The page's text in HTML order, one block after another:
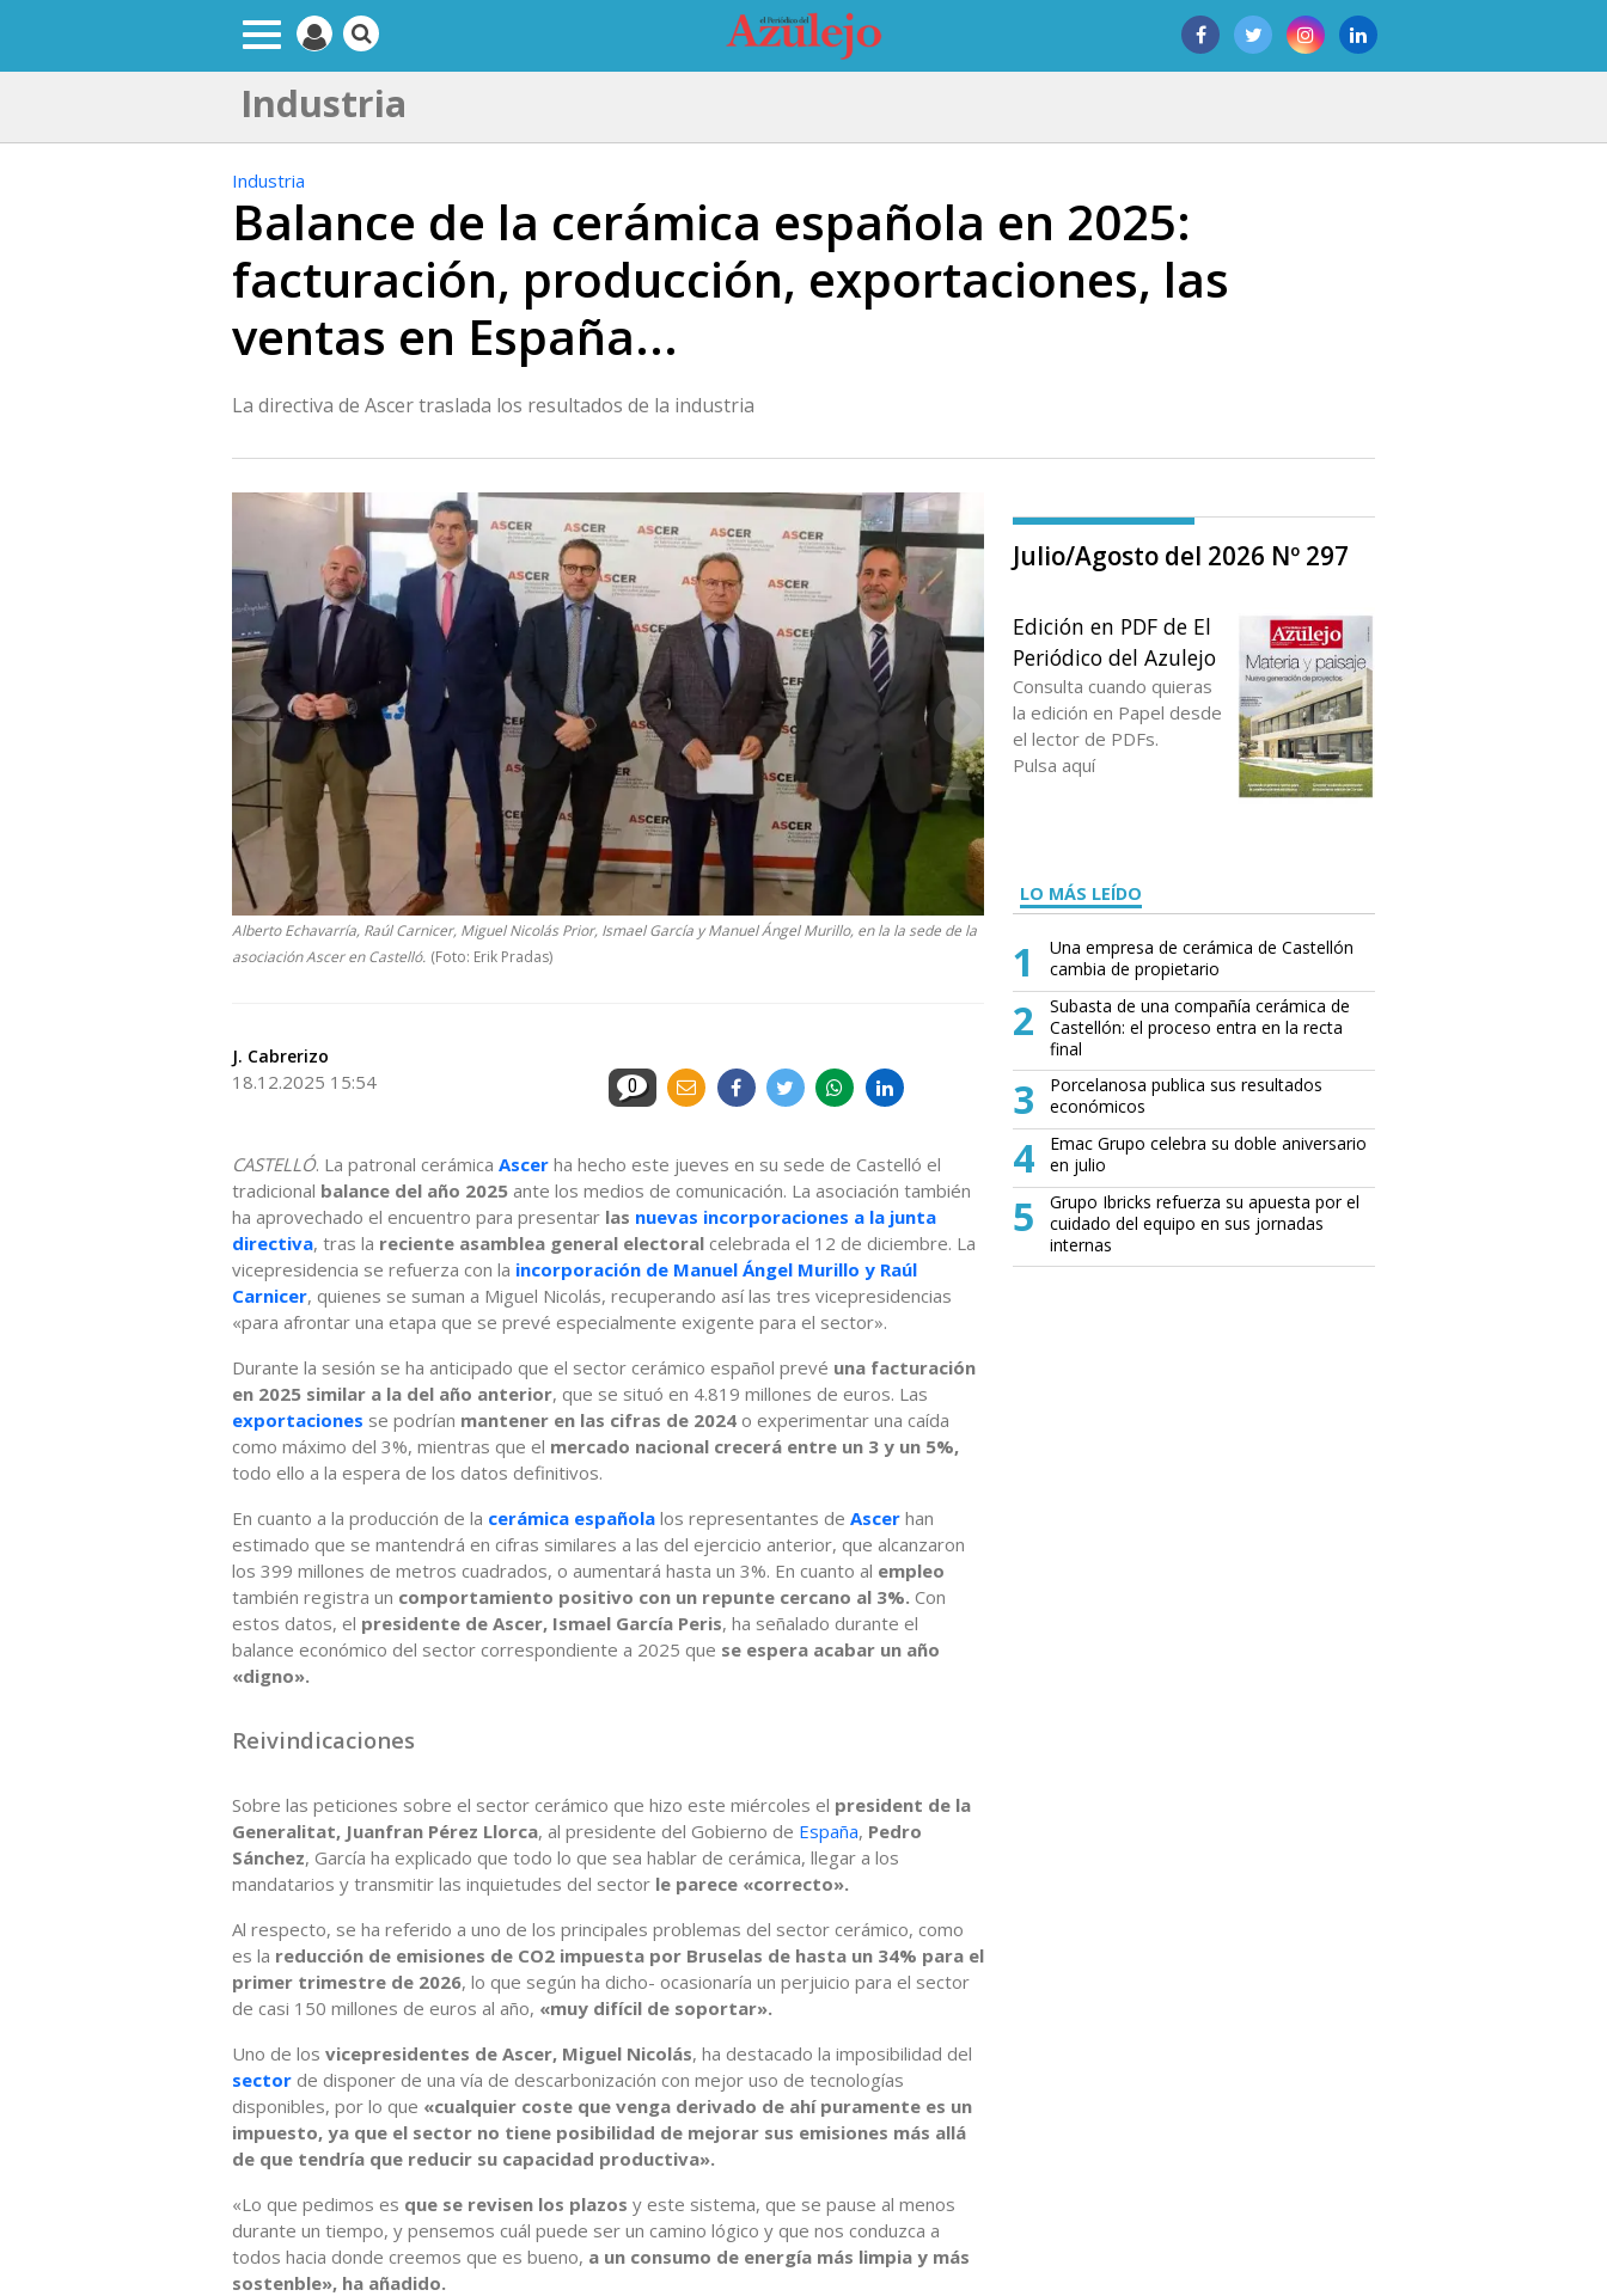
Industria
Industria
Balance de la cerámica española en 2025:
facturación, producción, exportaciones, las
ventas en España...
La directiva de Ascer traslada los resultados de la industria
Alberto Echavarría, Raúl Carnicer, Miguel Nicolás Prior, Ismael García y Manuel Ángel Murillo, en la la sede de la
asociación Ascer en Castelló. (Foto: Erik Pradas)
J. Cabrerizo
18.12.2025 15:54 0
CASTELLÓ. La patronal cerámica Ascer ha hecho este jueves en su sede de Castelló el
tradicional balance del año 2025 ante los medios de comunicación. La asociación también
ha aprovechado el encuentro para presentar las nuevas incorporaciones a la junta
directiva, tras la reciente asamblea general electoral celebrada el 12 de diciembre. La
vicepresidencia se refuerza con la incorporación de Manuel Ángel Murillo y Raúl
Carnicer, quienes se suman a Miguel Nicolás, recuperando así las tres vicepresidencias
«para afrontar una etapa que se prevé especialmente exigente para el sector».
Durante la sesión se ha anticipado que el sector cerámico español prevé una facturación
en 2025 similar a la del año anterior, que se situó en 4.819 millones de euros. Las
exportaciones se podrían mantener en las cifras de 2024 o experimentar una caída
como máximo del 3%, mientras que el mercado nacional crecerá entre un 3 y un 5%,
todo ello a la espera de los datos definitivos.
En cuanto a la producción de la cerámica española los representantes de Ascer han
estimado que se mantendrá en cifras similares a las del ejercicio anterior, que alcanzaron
los 399 millones de metros cuadrados, o aumentará hasta un 3%. En cuanto al empleo
también registra un comportamiento positivo con un repunte cercano al 3%. Con
estos datos, el presidente de Ascer, Ismael García Peris, ha señalado durante el
balance económico del sector correspondiente a 2025 que se espera acabar un año
«digno».
Reivindicaciones
Sobre las peticiones sobre el sector cerámico que hizo este miércoles el president de la
Generalitat, Juanfran Pérez Llorca, al presidente del Gobierno de España, Pedro
Sánchez, García ha explicado que todo lo que sea hablar de cerámica, llegar a los
mandatarios y transmitir las inquietudes del sector le parece «correcto».
Al respecto, se ha referido a uno de los principales problemas del sector cerámico, como
es la reducción de emisiones de CO2 impuesta por Bruselas de hasta un 34% para el
primer trimestre de 2026, lo que según ha dicho- ocasionaría un perjuicio para el sector
de casi 150 millones de euros al año, «muy difícil de soportar».
Uno de los vicepresidentes de Ascer, Miguel Nicolás, ha destacado la imposibilidad del
sector de disponer de una vía de descarbonización con mejor uso de tecnologías
disponibles, por lo que «cualquier coste que venga derivado de ahí puramente es un
impuesto, ya que el sector no tiene posibilidad de mejorar sus emisiones más allá
de que tendría que reducir su capacidad productiva».
«Lo que pedimos es que se revisen los plazos y este sistema, que se pause al menos
durante un tiempo, y pensemos cuál puede ser un camino lógico y que nos conduzca a
todos hacia donde creemos que es bueno, a un consumo de energía más limpia y más
sostenble», ha añadido.
Julio/Agosto del 2026 Nº 297
Edición en PDF de El
Periódico del Azulejo
Consulta cuando quieras
la edición en Papel desde
el lector de PDFs.
Pulsa aquí
LO MÁS LEÍDO
1
Una empresa de cerámica de Castellón
cambia de propietario
2
Subasta de una compañía cerámica de
Castellón: el proceso entra en la recta
final
3
Porcelanosa publica sus resultados
económicos
4
Emac Grupo celebra su doble aniversario
en julio
5
Grupo Ibricks refuerza su apuesta por el
cuidado del equipo en sus jornadas
internas